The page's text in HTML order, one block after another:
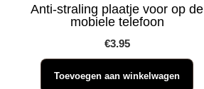
Anti-straling plaatje voor op de
mobiele telefoon
€3.95
Toevoegen aan winkelwagen